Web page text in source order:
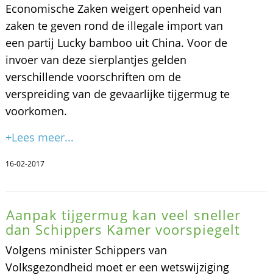
Economische Zaken weigert openheid van
zaken te geven rond de illegale import van
een partij Lucky bamboo uit China. Voor de
invoer van deze sierplantjes gelden
verschillende voorschriften om de
verspreiding van de gevaarlijke tijgermug te
voorkomen.
+Lees meer...
16-02-2017
Aanpak tijgermug kan veel sneller
dan Schippers Kamer voorspiegelt
Volgens minister Schippers van
Volksgezondheid moet er een wetswijziging